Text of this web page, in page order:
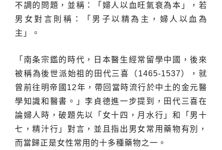
不調的問題，並稱：「婦人以血旺氣衰為本」，若
男女對言則稱：「男子以精為主，婦人以血為
主」。
「南条宗鑑的時代，日本醫生經常留學中國，後來
被稱為後世派始祖的田代三喜（1465-1537），就
曾前往明帝國12年，帶回當時流行於中土的金元醫
學知識和醫書。」李貞德進一步提到，田代三喜在
論婦人時，破題先以「女十四，月水行」和「男十
七，精汁行」對言，並且指出男女常用藥物有別，
而當歸正是女性常用的十多種藥物之一。